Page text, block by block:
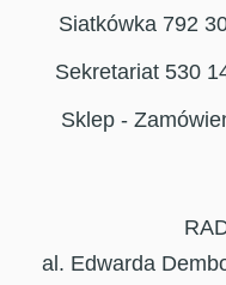
Siatkówka 792
Sekretariat 530
Sklep -
al. Edwarda